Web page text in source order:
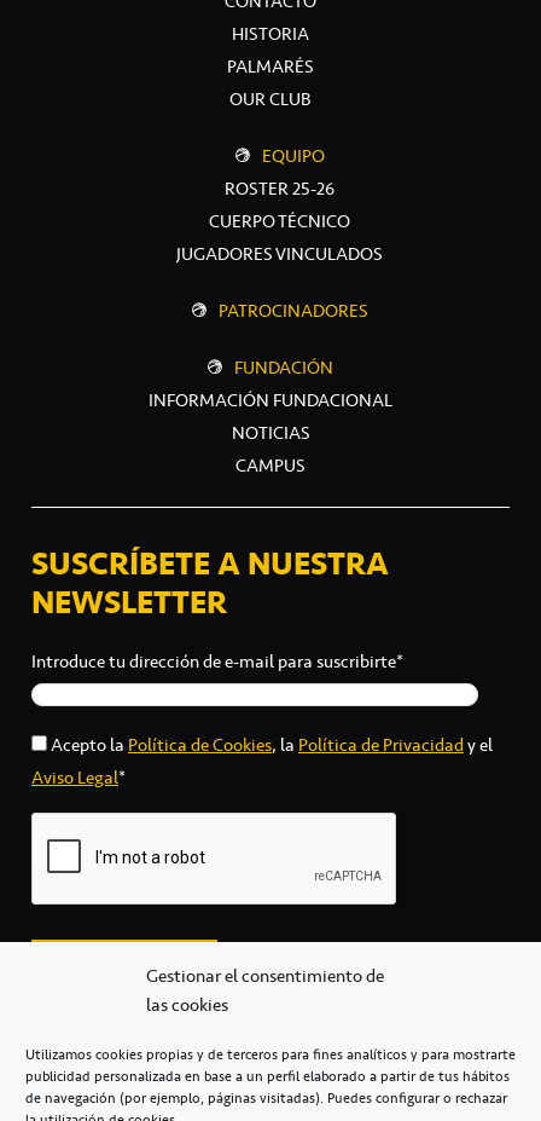
Gestionar el consentimiento de
las cookies
Utilizamos cookies propias y de terceros para fines analíticos y para mostrarte
publicidad personalizada en base a un perfil elaborado a partir de tus hábitos
de navegación (por ejemplo, páginas visitadas). Puedes configurar o rechazar
HISTORIA
PALMARÉS
OUR CLUB
EQUIPO
ROSTER 25-26
CUERPO TÉCNICO
JUGADORES VINCULADOS
PATROCINADORES
FUNDACIÓN
INFORMACIÓN FUNDACIONAL
NOTICIAS
CAMPUS
SUSCRÍBETE A NUESTRA
NEWSLETTER
Introduce tu dirección de e-mail para suscribirte*
Acepto laPolítica de Cookies, laPolítica de Privacidady el
Aviso Legal*
secretaria@cbcanarias.es